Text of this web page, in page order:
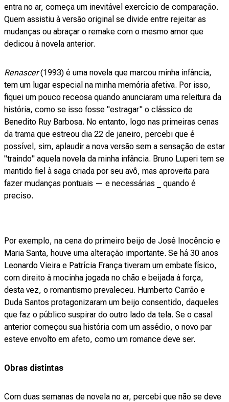
entra no ar, começa um inevitável exercício de comparação.
Quem assistiu à versão original se divide entre rejeitar as
mudanças ou abraçar o remake com o mesmo amor que
dedicou à novela anterior.
Renascer(1993) é uma novela que marcou minha infância,
tem um lugar especial na minha memória afetiva. Por isso,
fiquei um pouco receosa quando anunciaram uma releitura da
história, como se isso fosse "estragar" o clássico de
Benedito Ruy Barbosa. No entanto, logo nas primeiras cenas
da trama que estreou dia 22 de janeiro, percebi que é
possível, sim, aplaudir a nova versão sem a sensação de estar
"traindo" aquela novela da minha infância. Bruno Luperi tem se
mantido fiel à saga criada por seu avô, mas aproveita para
fazer mudanças pontuais — e necessárias _ quando é
preciso.
Por exemplo, na cena do primeiro beijo de José Inocêncio e
Maria Santa, houve uma alteração importante. Se há 30 anos
Leonardo Vieira e Patrícia França tiveram um embate físico,
com direito à mocinha jogada no chão e beijada à força,
desta vez, o romantismo prevaleceu. Humberto Carrão e
Duda Santos protagonizaram um beijo consentido, daqueles
que faz o público suspirar do outro lado da tela. Se o casal
anterior começou sua história com um assédio, o novo par
esteve envolto em afeto, como um romance deve ser.
Obras distintas
Com duas semanas de novela no ar, percebi que não se deve